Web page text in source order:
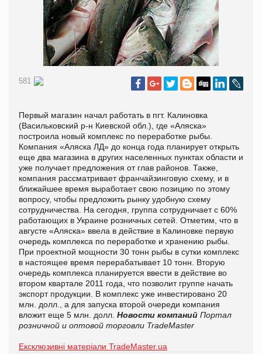
581
Первый магазин начал работать в пгт. Калиновка
(Васильковский р-н Киевской обл.), где «Аляска»
построила новый комплекс по переработке рыбы.
Компания «Аляска ЛД» до конца года планирует открыть
еще два магазина в других населенных пунктах области и
уже получает предложения от глав районов. Также,
компания рассматривает франчайзинговую схему, и в
ближайшее время выработает свою позицию по этому
вопросу, чтобы предложить рынку удобную схему
сотрудничества. На сегодня, группа сотрудничает с 60%
работающих в Украине розничных сетей. Отметим, что в
августе «Аляска» ввела в действие в Калиновке первую
очередь комплекса по переработке и хранению рыбы.
При проектной мощности 30 тонн рыбы в сутки комплекс
в настоящее время перерабатывает 10 тонн. Вторую
очередь комплекса планируется ввести в действие во
втором квартале 2011 года, что позволит группе начать
экспорт продукции. В комплекс уже инвестировано 20
млн. долл., а для запуска второй очереди компания
вложит еще 5 млн. долл. Новости компаний Портал
розничной и оптовой торговли TradeMaster
Ексклюзивні матеріали TradeMaster.ua